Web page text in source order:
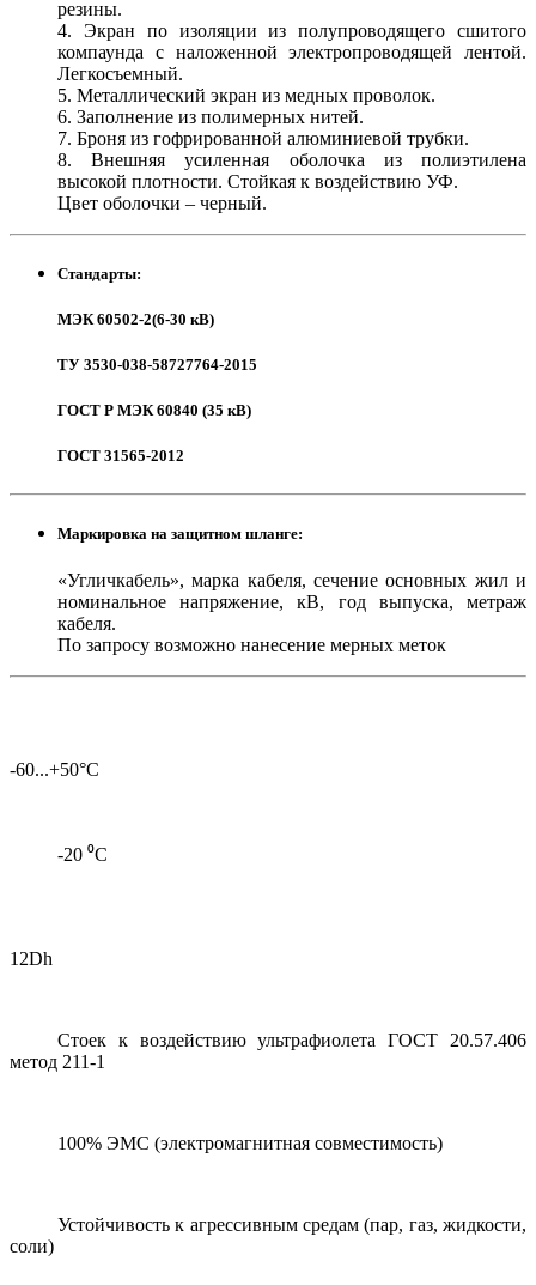
резины.
4. Экран по изоляции из полупроводящего сшитого
компаунда с наложенной электропроводящей лентой.
Легкосъемный.
5. Металлический экран из медных проволок.
6. Заполнение из полимерных нитей.
7. Броня из гофрированной алюминиевой трубки.
8. Внешняя усиленная оболочка из полиэтилена
высокой плотности. Стойкая к воздействию УФ.
Цвет оболочки – черный.
Стандарты:
МЭК 60502-2(6-30 кВ)
ТУ 3530-038-58727764-2015
ГОСТ Р МЭК 60840 (35 кВ)
ГОСТ 31565-2012
Маркировка на защитном шланге:
«Угличкабель», марка кабеля, сечение основных жил и
номинальное напряжение, кВ, год выпуска, метраж
кабеля.
По запросу возможно нанесение мерных меток
-60...+50°С
-20 ⁰С
12Dh
Стоек к воздействию ультрафиолета ГОСТ 20.57.406
метод 211-1
100% ЭМС (электромагнитная совместимость)
Устойчивость к агрессивным средам (пар, газ, жидкости,
соли)